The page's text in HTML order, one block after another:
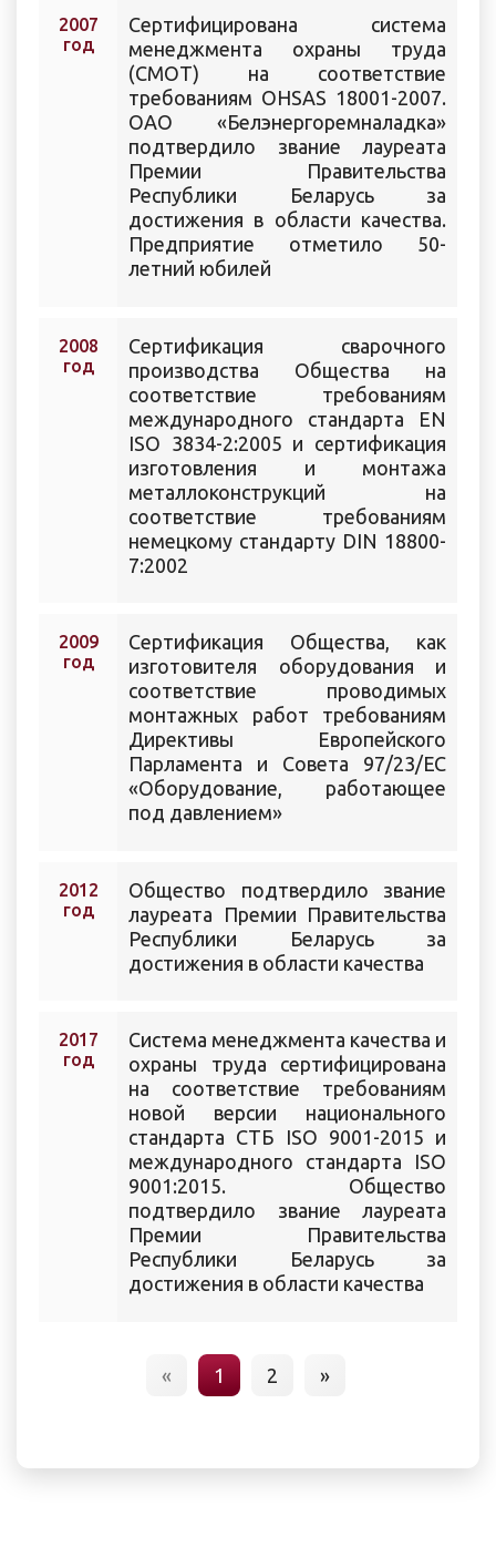
2007
год
Сертифицирована система
менеджмента охраны труда
(СМОТ) на соответствие
требованиям OHSAS 18001-2007.
ОАО «Белэнергоремналадка»
подтвердило звание лауреата
Премии Правительства
Республики Беларусь за
достижения в области качества.
Предприятие отметило 50-
летний юбилей
2008
год
Сертификация сварочного
производства Общества на
соответствие требованиям
международного стандарта EN
ISO 3834-2:2005 и сертификация
изготовления и монтажа
металлоконструкций на
соответствие требованиям
немецкому стандарту DIN 18800-
7:2002
2009
год
Cертификация Общества, как
изготовителя оборудования и
соответствие проводимых
монтажных работ требованиям
Директивы Европейского
Парламента и Совета 97/23/ЕС
«Оборудование, работающее
под давлением»
2012
год
Общество подтвердило звание
лауреата Премии Правительства
Республики Беларусь за
достижения в области качества
2017
год
Cистема менеджмента качества и
охраны труда сертифицирована
на соответствие требованиям
новой версии национального
стандарта СТБ ISO 9001-2015 и
международного стандарта ISO
9001:2015. Общество
подтвердило звание лауреата
Премии Правительства
Республики Беларусь за
достижения в области качества
« 1 2 »